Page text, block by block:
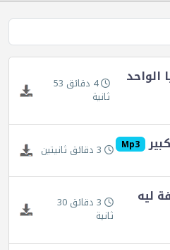
الواحد 4 دقائق 53
ثانية
Mp3 3 دقائق ثانيتين
ليه 3 دقائق 30
ثانية